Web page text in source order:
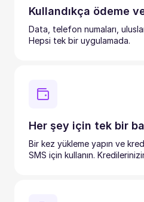
Kullandıkça ödeme
Data, telefon numaları,
Hepsi tek bir uygulamada.
Her şey için tek bir
Bir kez yükleme yapın ve
SMS için kullanın.